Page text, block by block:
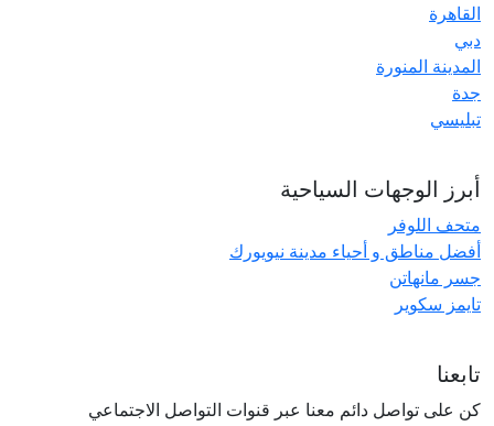
القاهرة
دبي
المدينة المنورة
جدة
تبليسي
أبرز الوجهات السياحية
متحف اللوفر
أفضل مناطق و أحياء مدينة نيويورك
جسر مانهاتن
تايمز سكوير
تابعنا
كن على تواصل دائم معنا عبر قنوات التواصل الاجتماعي